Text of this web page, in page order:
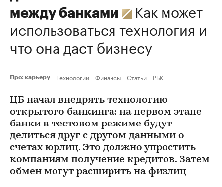
между банками
Как может
использоваться технология и
что она даст бизнесу
Про: карьеру Технологии Финансы Статьи РБК
ЦБ начал внедрять технологию
открытого банкинга: на первом этапе
банки в тестовом режиме будут
делиться друг с другом данными о
счетах юрлиц. Это должно упростить
компаниям получение кредитов. Затем
обмен могут расширить на физлиц